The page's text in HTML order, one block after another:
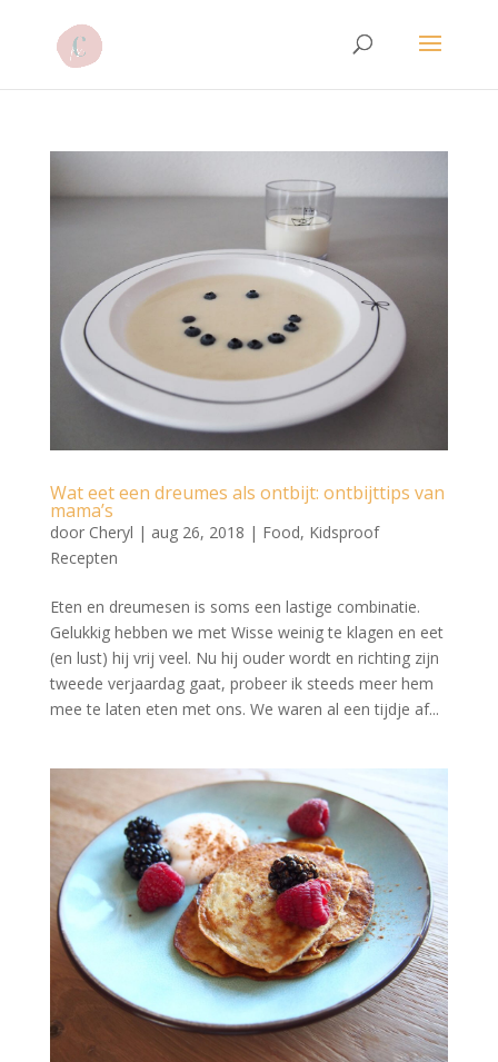
Wat eet een dreumes als ontbijt: ontbijttips van
mama’s
door Cheryl | aug 26, 2018 | Food, Kidsproof
Recepten
Eten en dreumesen is soms een lastige combinatie.
Gelukkig hebben we met Wisse weinig te klagen en eet
(en lust) hij vrij veel. Nu hij ouder wordt en richting zijn
tweede verjaardag gaat, probeer ik steeds meer hem
mee te laten eten met ons. We waren al een tijdje af...